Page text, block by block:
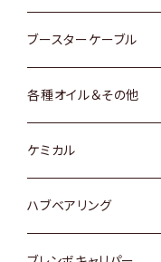
レクサス
スバル
マツダ
三菱
スバル
スバル
ダイハツ
マツダ
ダイハツ
マツダ
スバル
トヨタ
ホンダ
スズキ
日産
ブースターケーブル
各種オイル＆その他
ディーデル洗浄添加剤
ケミカル
ハブベアリング